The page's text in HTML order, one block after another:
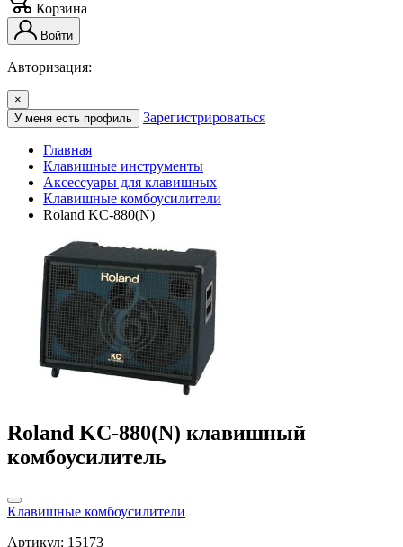
Корзина
Войти
Авторизация:
×
У меня есть профиль
Зарегистрироваться
Главная
Клавишные инструменты
Аксессуары для клавишных
Клавишные комбоусилители
Roland KC-880(N)
Roland KC-880(N) клавишный
комбоусилитель
Клавишные комбоусилители
Артикул: 15173